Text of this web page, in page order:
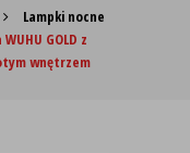
Lampki nocne
GOLD z
wnętrzem